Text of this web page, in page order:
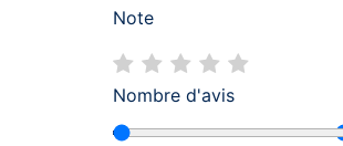
Note
Nombre d'avis